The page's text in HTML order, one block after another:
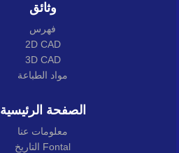
وثائق
فهرس
2D CAD
3D CAD
مواد الطباعة
الصفحة الرئيسية
معلومات عنا
التاريخ Fontal